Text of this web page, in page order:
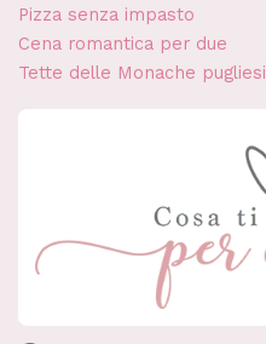
Pizza senza impasto
Cena romantica per due
Tette delle Monache pugliesi